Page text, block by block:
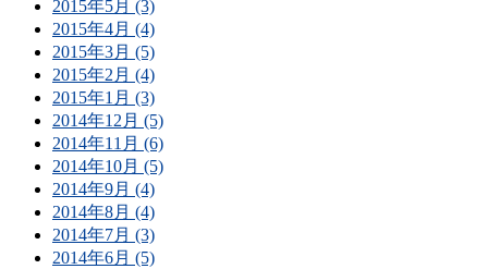
2015年5月 (3)
2015年4月 (4)
2015年3月 (5)
2015年2月 (4)
2015年1月 (3)
2014年12月 (5)
2014年11月 (6)
2014年10月 (5)
2014年9月 (4)
2014年8月 (4)
2014年7月 (3)
2014年6月 (5)